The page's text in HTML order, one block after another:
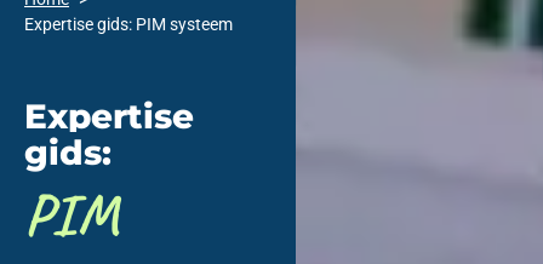
Expertise gids: PIM systeem
Expertise
gids:
PIM